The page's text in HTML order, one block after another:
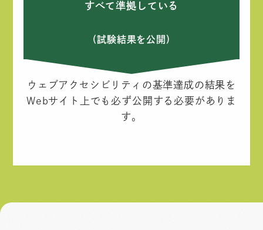
すべて準拠している
(試験結果を公開)
ウェブアクセシビリティの基準達成の結果を
Webサイト上でも必ず公開する必要がありま
す。